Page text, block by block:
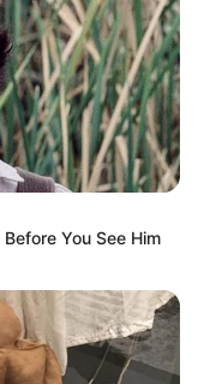
You See Him